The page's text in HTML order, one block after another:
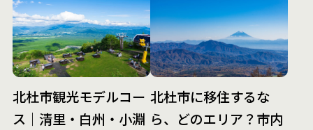
北杜市観光モデルコー
ス｜清里・白州・小淵
北杜市に移住するな
ら、どのエリア？市内